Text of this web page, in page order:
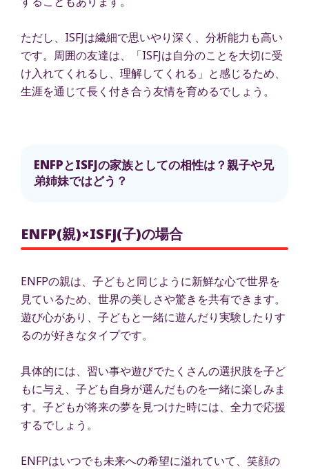
ただし、ISFJは繊細で思いやり深く、分析能力も高い
です。周囲の友達は、「ISFJは自分のことを大切に受
け入れてくれるし、理解してくれる」と感じるため、
生涯を通じて長く付き合う友情を育めるでしょう。
ENFPとISFJの家族としての相性は？親子や兄
弟姉妹ではどう？
ENFP(親)×ISFJ(子)の場合
ENFPの親は、子どもと同じように新鮮な心で世界を
見ているため、世界の美しさや驚きを共有できます。
遊び心があり、子どもと一緒に遊んだり実験したりす
るのが好きなタイプです。
具体的には、習い事や遊びでたくさんの選択肢を子ど
もに与え、子ども自身が選んだものを一緒に楽しみま
す。子どもが将来の夢を見つけた時には、全力で応援
するでしょう。
ENFPはいつでも未来への希望に溢れていて、笑顔の